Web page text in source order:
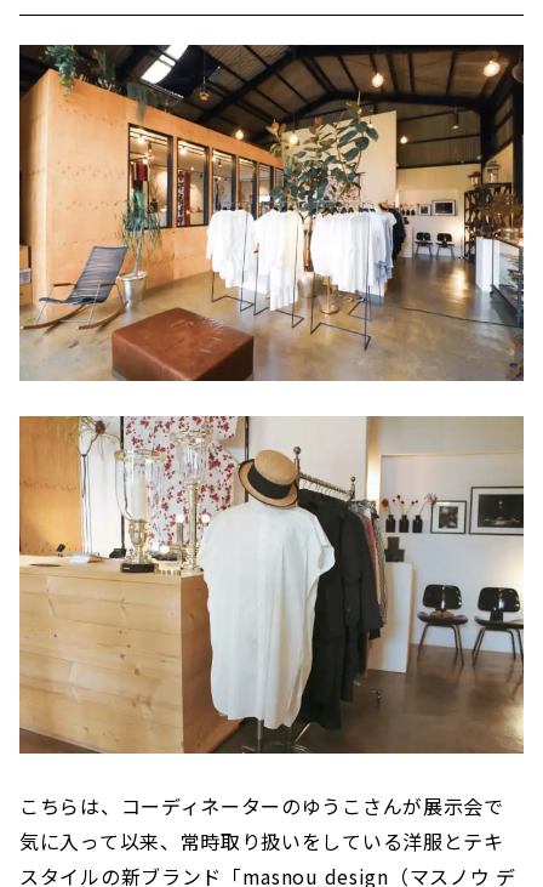
こちらは、コーディネーターのゆうこさんが展示会で
気に入って以来、常時取り扱いをしている洋服とテキ
スタイルの新ブランド「masnou design（マスノウ デ